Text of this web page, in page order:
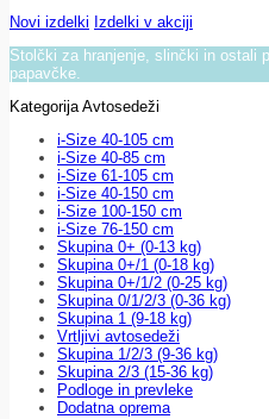
Novi izdelki Izdelki v akciji
Stolčki za hranjenje, slinčki in ostali
papavčke.
Kategorija Avtosedeži
i-Size 40-105 cm
i-Size 40-85 cm
i-Size 61-105 cm
i-Size 40-150 cm
i-Size 100-150 cm
i-Size 76-150 cm
Skupina 0+ (0-13 kg)
Skupina 0+/1 (0-18 kg)
Skupina 0+/1/2 (0-25 kg)
Skupina 0/1/2/3 (0-36 kg)
Skupina 1 (9-18 kg)
Vrtljivi avtosedeži
Skupina 1/2/3 (9-36 kg)
Skupina 2/3 (15-36 kg)
Podloge in prevleke
Dodatna oprema